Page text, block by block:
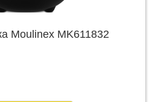
Moulinex MK611832